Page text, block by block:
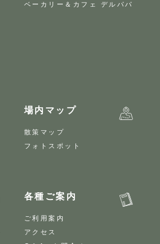
ベーカリー＆カフェ デルパパ
場内マップ
散策マップ
フォトスポット
各種ご案内
ご利用案内
アクセス